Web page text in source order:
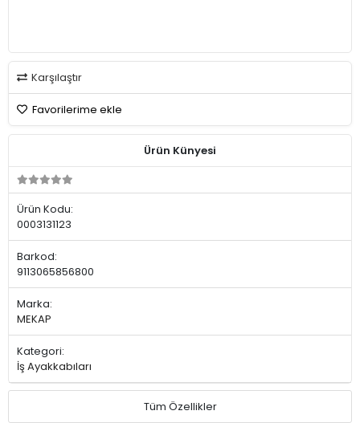
Karşılaştır
Favorilerime ekle
Ürün Künyesi
Ürün Kodu:
0003131123
Barkod:
9113065856800
Marka:
MEKAP
Kategori:
İş Ayakkabıları
Tüm Özellikler